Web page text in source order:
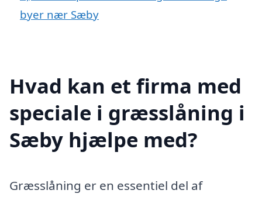
byer nær Sæby
Hvad kan et firma med
speciale i græsslåning i
Sæby hjælpe med?
Græsslåning er en essentiel del af